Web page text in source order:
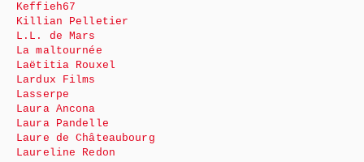
Keffieh67
Killian Pelletier
L.L. de Mars
La maltournée
Laëtitia Rouxel
Lardux Films
Lasserpe
Laura Ancona
Laura Pandelle
Laure de Châteaubourg
Laureline Redon